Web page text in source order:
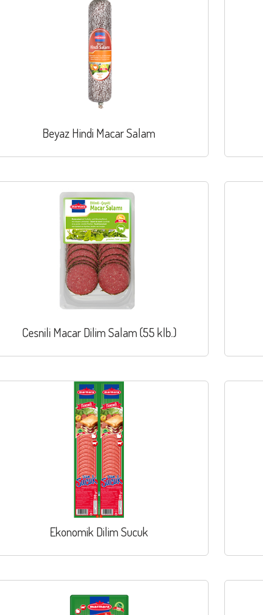
Beyaz Hindi Macar Salam
Cesnili Macar Dilim Salam (55 klb.)
Ekonomik Dilim Sucuk